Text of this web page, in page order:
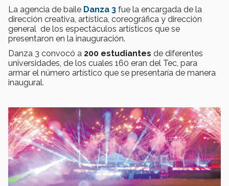
La agencia de baile Danza 3 fue la encargada de la
dirección creativa, artística, coreográfica y dirección
general de los espectáculos artísticos que se
presentaron en la inauguración.
Danza 3 convocó a 200 estudiantes de diferentes
universidades, de los cuales 160 eran del Tec, para
armar el número artístico que se presentaría de manera
inaugural.